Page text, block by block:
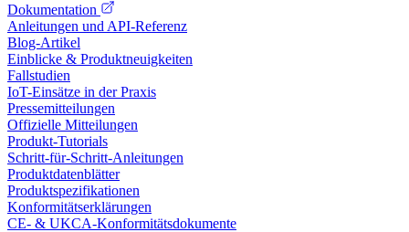
Dokumentation
Anleitungen und API-Referenz
Blog-Artikel
Einblicke & Produktneuigkeiten
Fallstudien
IoT-Einsätze in der Praxis
Pressemitteilungen
Offizielle Mitteilungen
Produkt-Tutorials
Schritt-für-Schritt-Anleitungen
Produktdatenblätter
Produktspezifikationen
Konformitätserklärungen
CE- & UKCA-Konformitätsdokumente